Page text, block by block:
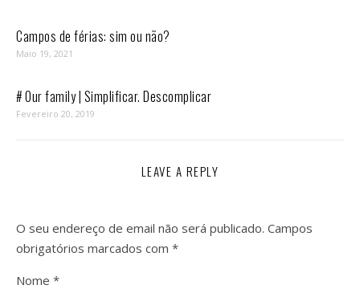
Campos de férias: sim ou não?
Maio 19, 2021
# Our family | Simplificar. Descomplicar
Fevereiro 20, 2019
LEAVE A REPLY
O seu endereço de email não será publicado. Campos
obrigatórios marcados com *
Nome *